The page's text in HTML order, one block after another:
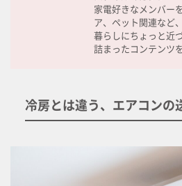
家電好きなメンバー
ア、ペット関連など
暮らしにちょっと近
詰まったコンテンツ
冷房とは違う、エアコンの